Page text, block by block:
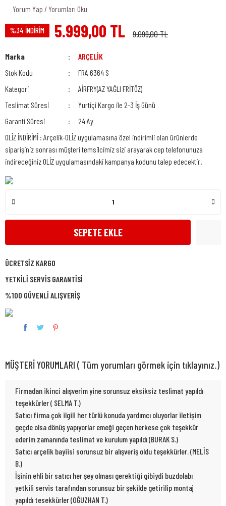
Yorum Yap / Yorumları Oku
%34 İNDİRİM 5.999,00 TL 9.099,00 TL
Marka
ARÇELİK
Stok Kodu
FRA 6364 S
Kategori
AİRFRY(AZ YAĞLI FRİTÖZ)
Teslimat Süresi
Yurtiçi Kargo ile 2-3 İş Günü
Garanti Süresi
24 Ay
OLİZ İNDİRİMİ : Arçelik-OLİZ uygulamasına özel indirimli olan ürünlerde
siparişiniz sonrası müşteri temsilcimiz sizi arayarak cep telefonunuza
indireceğiniz OLİZ uygulamasındaki kampanya kodunu talep edecektir.
SEPETE EKLE
ÜCRETSİZ KARGO
YETKİLİ SERVİS GARANTİSİ
%100 GÜVENLİ ALIŞVERİŞ
MÜŞTERİ YORUMLARI ( Tüm yorumları görmek için tıklayınız.)
Firmadan ikinci alışverim yine sorunsuz eksiksiz teslimat yapıldı
teşekkürler ( SELMA T.)
Satıcı firma çok ilgili her türlü konuda yardımcı oluyorlar iletişim
geçde olsa dönüş yapıyorlar emeği geçen herkese çok teşekkür
ederim zamanında teslimat ve kurulum yapıldı (BURAK S.)
Satıcı arçelik bayiisi sorunsuz bir alışveriş oldu teşekkürler. (MELİS
B.)
İşinin ehli bir satıcı her şey olması gerektiği gibiydi buzdolabı
yetkili servis tarafından sorunsuz bir şekilde getirilip montaj
yapıldı tesekkürler (OĞUZHAN T.)